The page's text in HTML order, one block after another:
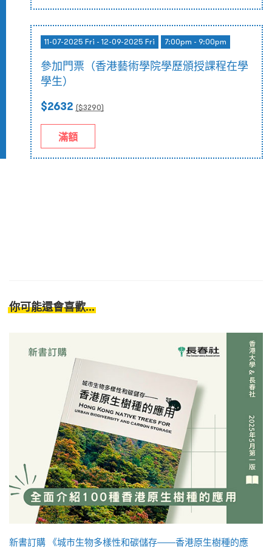
11-07-2025 Fri - 12-09-2025 Fri 7:00pm - 9:00pm
參加門票（香港藝術學院學歷頒授課程在學
學生）
$2632 ($3290)
滿額
你可能還會喜歡...
新書訂購 《城市生物多樣性和碳儲存——香港原生樹種的應